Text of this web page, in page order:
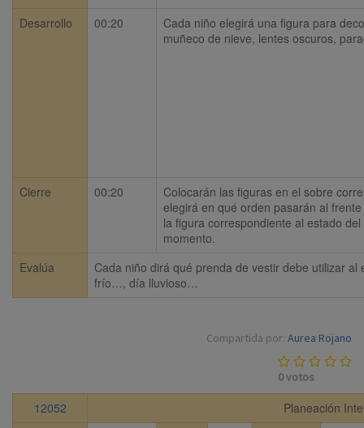
Desarrollo 00:20
Cada niño elegirá una figura para
muñeco de nieve, lentes oscuros,
Cierre 00:20
Colocarán las figuras en el sobre
elegirá en qué orden pasarán al
la figura correspondiente al estado
momento.
Evalúa
Cada niño dirá qué prenda de vestir debe utilizar
frío…, día lluvioso…
Compartida por: Aurea Rojano
0votos
12052
Planeación